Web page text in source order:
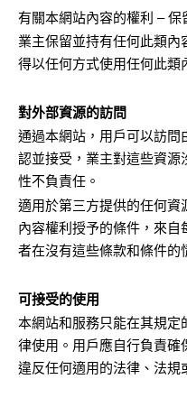
有關本網站內容的權利 – 保
業主保留並持有任何此類
得以任何方式使用任何此類
對外部資源的訪問
通過本網站，用戶可以訪問
認並接受，業主對這些資源
性不負責任。
適用於第三方提供的任何資
內容權利授予的條件，來
者在沒有這些條款和條件的
可接受的使用
本網站和服務只能在其規定
律使用。用戶應自行負責確
違反任何適用的法律、法規